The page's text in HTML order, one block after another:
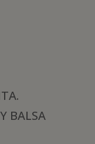
BALSA